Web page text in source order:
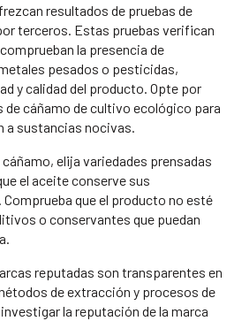
resultados de pruebas de
terceros. Estas pruebas verifican
la presencia de
pesados o pesticidas,
y calidad del producto. Opte por
cáñamo de cultivo ecológico para
a sustancias nocivas.
elija variedades prensadas
el aceite conserve sus
que el producto no esté
o conservantes que puedan
reputadas son transparentes en
de extracción y procesos de
la reputación de la marca